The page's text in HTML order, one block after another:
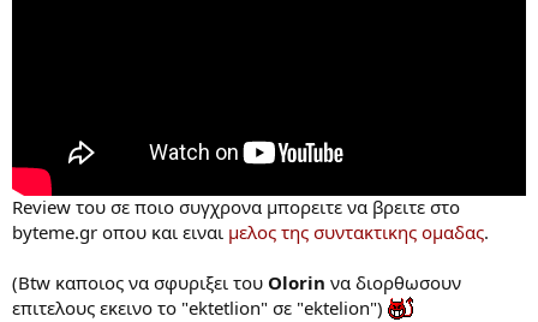
Review του σε ποιο συγχρονα μπορειτε να βρειτε στο
byteme.gr οπου και ειναι μελος της συντακτικης ομαδας.
(Btw καποιος να σφυριξει του Οlorin να διορθωσουν
επιτελους εκεινο το "ektetlion" σε "ektelion")